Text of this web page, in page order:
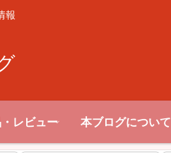
報
レビュー 本ブログについて